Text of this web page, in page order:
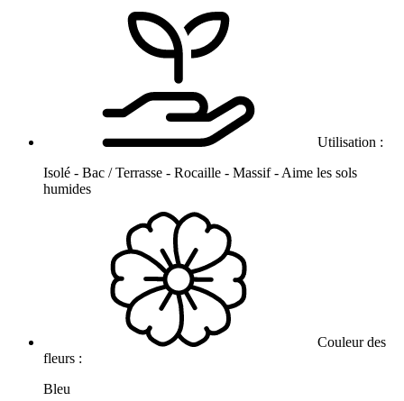
Utilisation :
Isolé - Bac / Terrasse - Rocaille - Massif - Aime les sols
humides
Couleur des
fleurs :
Bleu